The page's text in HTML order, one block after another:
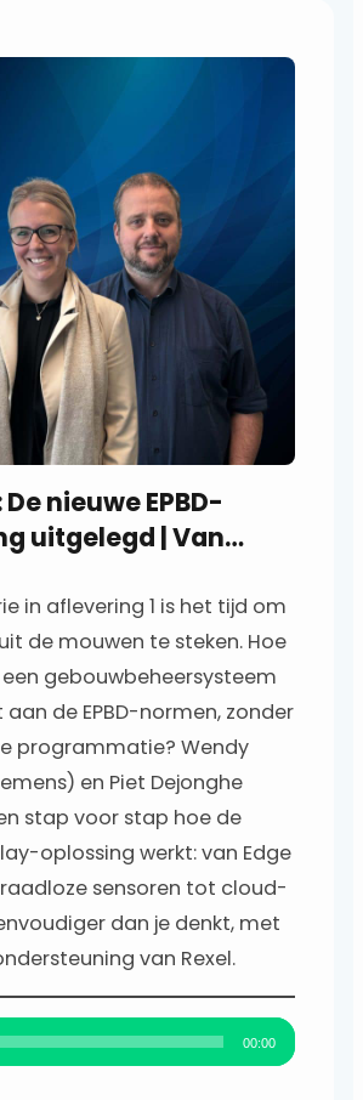
nieuwe EPBD-
uitgelegd | Van
in aflevering 1 is het tijd om
de mouwen te steken. Hoe
gebouwbeheersysteem
de EPBD-normen, zonder
programmatie? Wendy
en Piet Dejonghe
stap voor stap hoe de
oplossing werkt: van Edge
sensoren tot cloud-
dan je denkt, met
van Rexel.
00:00